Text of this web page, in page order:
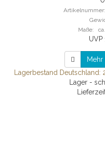
Maße:
UVP
Lagerbestand Deutschland:
Lager -